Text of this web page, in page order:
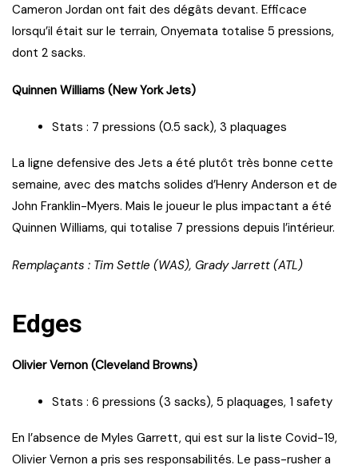
Cameron Jordan ont fait des dégâts devant. Efficace
lorsqu’il était sur le terrain, Onyemata totalise 5 pressions,
dont 2 sacks.
Quinnen Williams (New York Jets)
Stats : 7 pressions (0.5 sack), 3 plaquages
La ligne defensive des Jets a été plutôt très bonne cette
semaine, avec des matchs solides d’Henry Anderson et de
John Franklin-Myers. Mais le joueur le plus impactant a été
Quinnen Williams, qui totalise 7 pressions depuis l’intérieur.
Remplaçants : Tim Settle (WAS), Grady Jarrett (ATL)
Edges
Olivier Vernon (Cleveland Browns)
Stats : 6 pressions (3 sacks), 5 plaquages, 1 safety
En l’absence de Myles Garrett, qui est sur la liste Covid-19,
Olivier Vernon a pris ses responsabilités. Le pass-rusher a